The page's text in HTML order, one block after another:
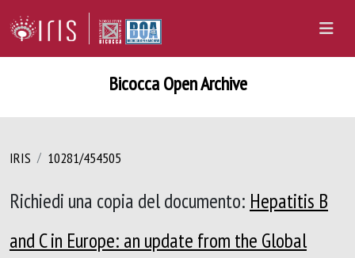
Bicocca Open Archive
IRIS 10281/454505
Richiedi una copia del documento: Hepatitis B
and C in Europe: an update from the Global